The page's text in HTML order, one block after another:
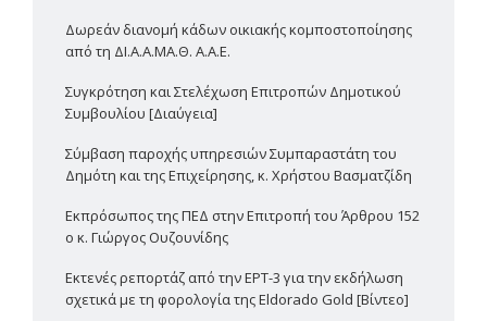
Δωρεάν διανομή κάδων οικιακής κομποστοποίησης
από τη ΔΙ.Α.Α.ΜΑ.Θ. Α.Α.Ε.
Συγκρότηση και Στελέχωση Επιτροπών Δημοτικού
Συμβουλίου [Διαύγεια]
Σύμβαση παροχής υπηρεσιών Συμπαραστάτη του
Δημότη και της Επιχείρησης, κ. Χρήστου Βασματζίδη
Εκπρόσωπος της ΠΕΔ στην Επιτροπή του Άρθρου 152
ο κ. Γιώργος Ουζουνίδης
Εκτενές ρεπορτάζ από την ΕΡΤ-3 για την εκδήλωση
σχετικά με τη φορολογία της Eldorado Gold [Βίντεο]